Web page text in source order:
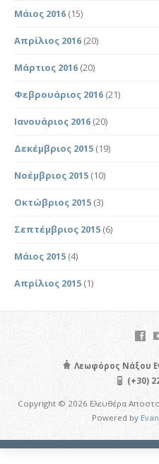
Μάιος 2016 (15)
Απρίλιος 2016 (20)
Μάρτιος 2016 (20)
Φεβρουάριος 2016 (21)
Ιανουάριος 2016 (20)
Δεκέμβριος 2015 (19)
Νοέμβριος 2015 (10)
Οκτώβριος 2015 (3)
Σεπτέμβριος 2015 (6)
Μάιος 2015 (4)
Απρίλιος 2015 (1)
Λεωφόρος Νάξου
(+30)
Copyright © 2026 Ελευθέρα
Powered by